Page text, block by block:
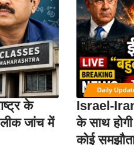
के
जांच में
Daily
Israel-
के साथ
कोई